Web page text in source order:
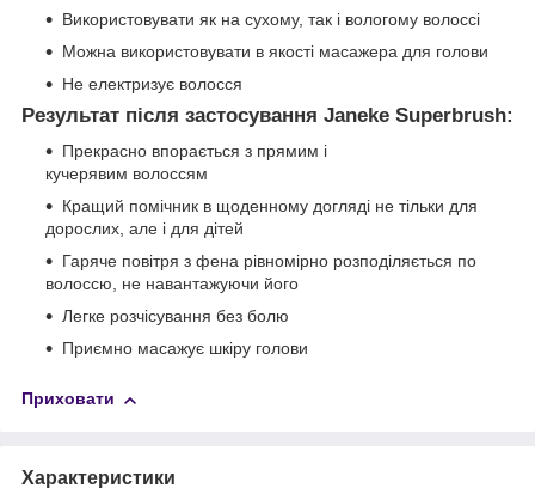
Використовувати як на сухому, так і вологому волоссі
Можна використовувати в якості масажера для голови
Не електризує волосся
Результат після застосування Janeke Superbrush:
Прекрасно впорається з прямим і
кучерявим волоссям
Кращий помічник в щоденному догляді не тільки для
дорослих, але і для дітей
Гаряче повітря з фена рівномірно розподіляється по
волоссю, не навантажуючи його
Легке розчісування без болю
Приємно масажує шкіру голови
Приховати
Характеристики